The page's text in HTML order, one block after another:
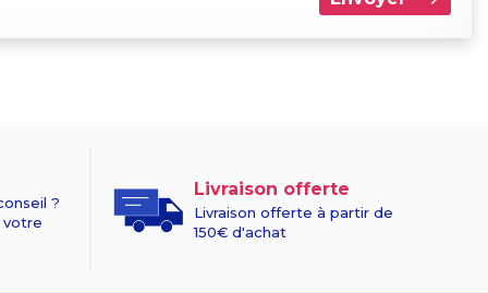
?
votre
Livraison offerte
Livraison offerte à partir de
150€ d'achat